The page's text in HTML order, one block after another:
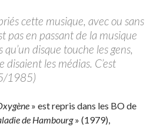
cette musique, avec ou sans
pas en passant de la musique
disque touche les gens,
disaient les médias. C’est
1985)
» est repris dans les BO de
de Hambourg» (1979),